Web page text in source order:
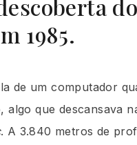
1985.
de um computador
que descansava
. A 3.840 metros de